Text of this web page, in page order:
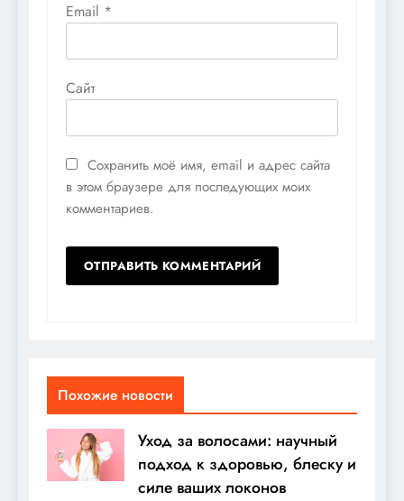
Email *
Сайт
Сохранить моё имя, email и адрес сайта
в этом браузере для последующих моих
комментариев.
Похожие новости
Уход за волосами: научный
подход к здоровью, блеску и
силе ваших локонов